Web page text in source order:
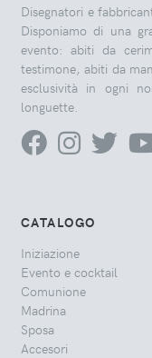
Disegnatori e
Disponiamo di una
evento: abiti da
testimone, abiti da
esclusività in ogni
longuette.
CATALOGO
Iniziazione
Evento e cocktail
Comunione
Madrina
Sposa
Accesori